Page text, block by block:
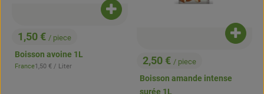
, Prix:
1,50 € / piece
Boisson avoine 1L
, Origine:
France, Prix de référence:
1,50 € / Liter
Ajouter le produit au panier
, Prix:
2,50 € / piece
Boisson amande intense